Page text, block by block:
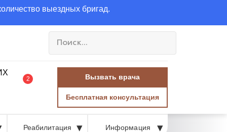
выездных бригад.
2 Вызвать врача
Бесплатная консультация
Реабилитация Информация